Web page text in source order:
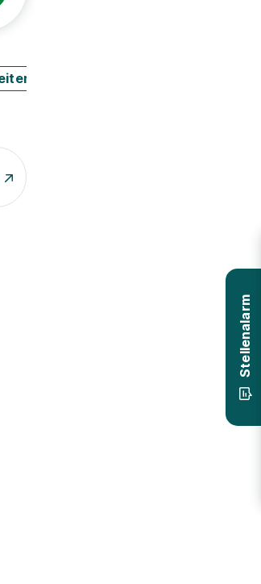
Filter
Stellenalarm